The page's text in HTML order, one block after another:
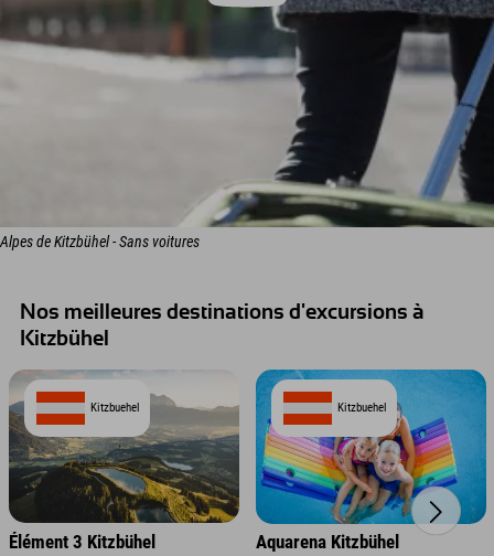
Alpes de Kitzbühel - Sans voitures
Nos meilleures destinations d'excursions à
Kitzbühel
Kitzbuehel
Élément 3 Kitzbühel
Kitzbuehel
Aquarena Kitzbühel